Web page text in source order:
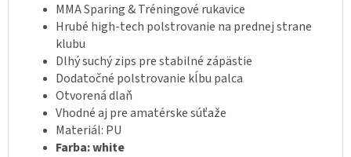
MMA Sparing & Tréningové rukavice
Hrubé high-tech polstrovanie na prednej strane
klubu
Dlhý suchý zips pre stabilné zápästie
Dodatočné polstrovanie kĺbu palca
Otvorená dlaň
Vhodné aj pre amatérske súťaže
Materiál: PU
Farba: white